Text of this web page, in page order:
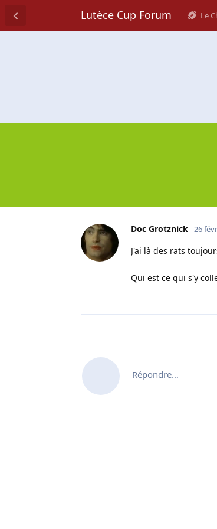
Lutèce Cup Forum Le
Doc Grotznick 26
J'ai là des rats
Qui est ce qui s'y
Répondre…